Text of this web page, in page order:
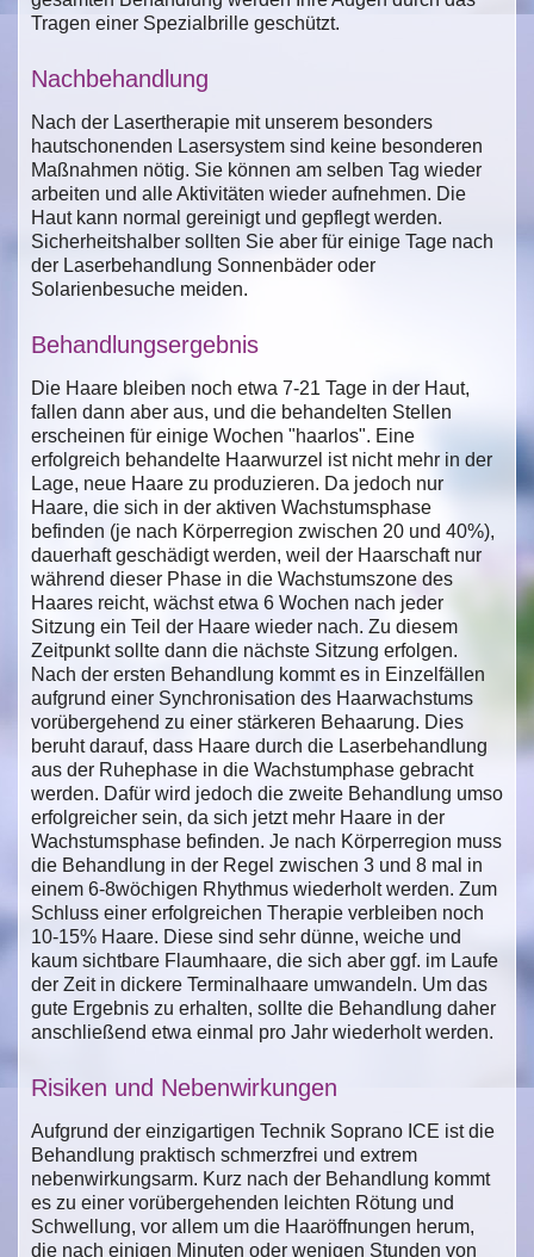
Tragen einer Spezialbrille geschützt.
Nachbehandlung
Nach der Lasertherapie mit unserem besonders
hautschonenden Lasersystem sind keine besonderen
Maßnahmen nötig. Sie können am selben Tag wieder
arbeiten und alle Aktivitäten wieder aufnehmen. Die
Haut kann normal gereinigt und gepflegt werden.
Sicherheitshalber sollten Sie aber für einige Tage nach
der Laserbehandlung Sonnenbäder oder
Solarienbesuche meiden.
Behandlungsergebnis
Die Haare bleiben noch etwa 7-21 Tage in der Haut,
fallen dann aber aus, und die behandelten Stellen
erscheinen für einige Wochen "haarlos". Eine
erfolgreich behandelte Haarwurzel ist nicht mehr in der
Lage, neue Haare zu produzieren. Da jedoch nur
Haare, die sich in der aktiven Wachstumsphase
befinden (je nach Körperregion zwischen 20 und 40%),
dauerhaft geschädigt werden, weil der Haarschaft nur
während dieser Phase in die Wachstumszone des
Haares reicht, wächst etwa 6 Wochen nach jeder
Sitzung ein Teil der Haare wieder nach. Zu diesem
Zeitpunkt sollte dann die nächste Sitzung erfolgen.
Nach der ersten Behandlung kommt es in Einzelfällen
aufgrund einer Synchronisation des Haarwachstums
vorübergehend zu einer stärkeren Behaarung. Dies
beruht darauf, dass Haare durch die Laserbehandlung
aus der Ruhephase in die Wachstumphase gebracht
werden. Dafür wird jedoch die zweite Behandlung umso
erfolgreicher sein, da sich jetzt mehr Haare in der
Wachstumsphase befinden. Je nach Körperregion muss
die Behandlung in der Regel zwischen 3 und 8 mal in
einem 6-8wöchigen Rhythmus wiederholt werden. Zum
Schluss einer erfolgreichen Therapie verbleiben noch
10-15% Haare. Diese sind sehr dünne, weiche und
kaum sichtbare Flaumhaare, die sich aber ggf. im Laufe
der Zeit in dickere Terminalhaare umwandeln. Um das
gute Ergebnis zu erhalten, sollte die Behandlung daher
anschließend etwa einmal pro Jahr wiederholt werden.
Risiken und Nebenwirkungen
Aufgrund der einzigartigen Technik Soprano ICE ist die
Behandlung praktisch schmerzfrei und extrem
nebenwirkungsarm. Kurz nach der Behandlung kommt
es zu einer vorübergehenden leichten Rötung und
Schwellung, vor allem um die Haaröffnungen herum,
die nach einigen Minuten oder wenigen Stunden von